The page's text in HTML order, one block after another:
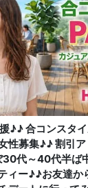
合コンスタ
募集♪♪ 割引ア
代～40代半ば
ィー♪♪お友達か